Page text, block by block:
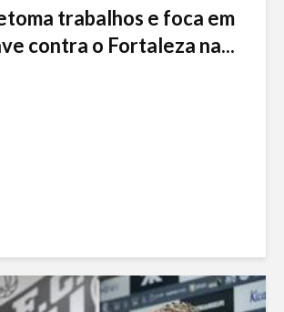
trabalhos e foca em
contra o Fortaleza na...